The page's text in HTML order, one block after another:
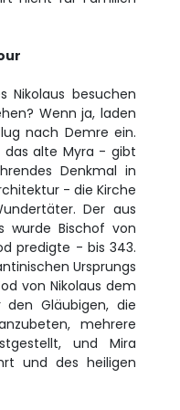
Nikolaus besuchen
Wenn ja, laden
nach Demre ein.
alte Myra - gibt
Denkmal in
- die Kirche
Der aus
wurde Bischof von
predigte - bis 343.
Ursprungs
von Nikolaus dem
Gläubigen, die
mehrere
und Mira
und des heiligen